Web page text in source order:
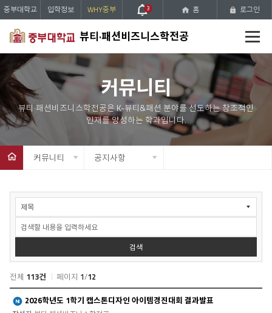
뷰티·패션비즈니스학전공
메
중부대학교 입학정보 WHY중부 3 홈 로그인
커뮤니티
커뮤니티 공지사항
커
티
공
사
항
검
검색
전체 113건 페이지 1/12
커
뮤
새글
2026학년도 1학기 캡스톤디자인 아이템경진대회 결과발표